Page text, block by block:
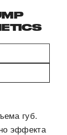
губ.
эффекта